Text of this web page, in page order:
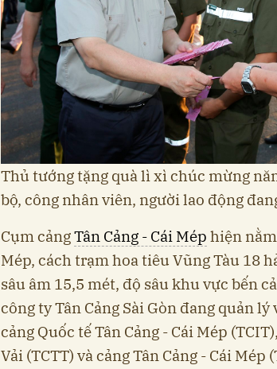
Thủ tướng tặng quà lì xì chúc mừng
bộ, công nhân viên, người lao động
Cụm cảngTân Cảng - Cái Mép hiện nằm
Mép, cách trạm hoa tiêu Vũng Tàu 18
sâu âm 15,5 mét, độ sâu khu vực bến
công ty Tân Cảng Sài Gòn đang quản
cảng Quốc tế Tân Cảng - Cái Mép
Vải (TCTT) và cảng Tân Cảng - Cái